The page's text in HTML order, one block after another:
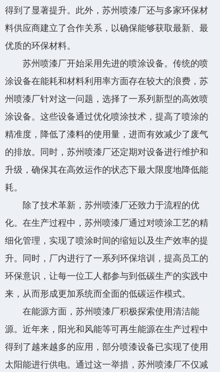
得到了显著提升。此外，苏州喷漆厂还与多家环保材
料供应商建立了合作关系，以确保能够获取最新、最
优质的环保材料。
苏州喷漆厂开始采用先进的喷涂设备。传统的喷
涂设备在能耗和材料利用率方面存在较大的浪费，苏
州喷漆厂针对这一问题，选择了一系列新型的高效喷
涂设备。这些设备通过优化喷涂技术，提高了喷涂的
精准度，降低了漆料的使用量，进而有效减少了废气
的排放。同时，苏州喷漆厂还定期对设备进行维护和
升级，确保其在高效运作的状态下最大限度地降低能
耗。
除了技术革新，苏州喷漆厂还致力于流程的优
化。在生产过程中，苏州喷漆厂通过对喷涂工艺的精
细化管理，实现了喷涂时间的缩短以及生产效率的提
升。同时，厂内进行了一系列环保培训，提高员工的
环保意识，让每一位工人都参与到低碳生产的实践中
来，从而形成更加系统而全面的低碳运作模式。
在能源方面，苏州喷漆厂积极探索使用清洁能
源。近年来，阳光和风能等可再生能源在生产过程中
得到了越来越多的应用，部分喷漆设备已实现了使用
太阳能进行供电。通过这一举措，苏州喷漆厂不仅减